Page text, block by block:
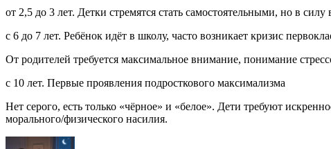
от 2,5 до 3 лет. Детки стремятся стать самостоятельными, но в
с 6 до 7 лет. Ребёнок идёт в школу, часто возникает кризис
От родителей требуется максимальное внимание, понимание
с 10 лет. Первые проявления подросткового максимализма
Нет серого, есть только «чёрное» и «белое». Дети требуют
морального/физического насилия.